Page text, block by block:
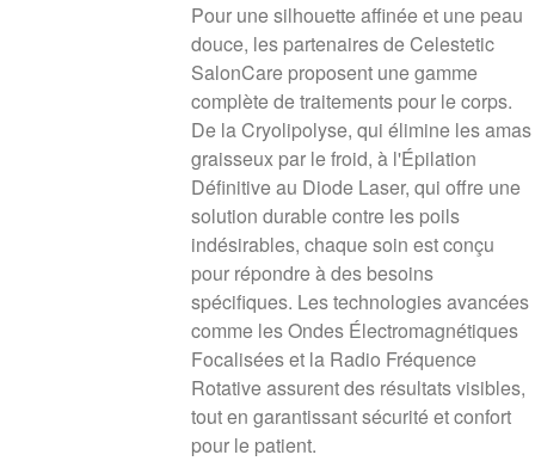
Pour une silhouette affinée et une peau
douce, les partenaires de Celestetic
SalonCare proposent une gamme
complète de traitements pour le corps.
De la Cryolipolyse, qui élimine les amas
graisseux par le froid, à l'Épilation
Définitive au Diode Laser, qui offre une
solution durable contre les poils
indésirables, chaque soin est conçu
pour répondre à des besoins
spécifiques. Les technologies avancées
comme les Ondes Électromagnétiques
Focalisées et la Radio Fréquence
Rotative assurent des résultats visibles,
tout en garantissant sécurité et confort
pour le patient.